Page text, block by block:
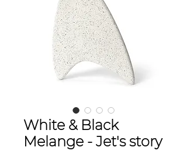
White & Black
Melange - Jet's story